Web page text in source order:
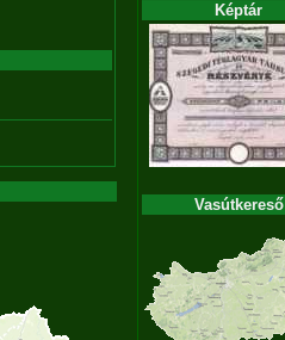
Képtár
Vasútkereső